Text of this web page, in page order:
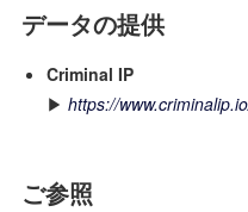
データの提供
Criminal IP
▶https://
ご参照